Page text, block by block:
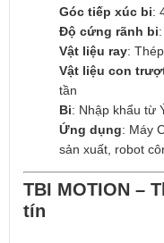
Góc tiếp xúc bi:
Độ cứng rãnh bi
Vật liệu ray:
Vật liệu con
tần
Bi: Nhập khẩu từ
Ứng dụng: Máy
sản xuất, robot
TBI MOTION –
tín